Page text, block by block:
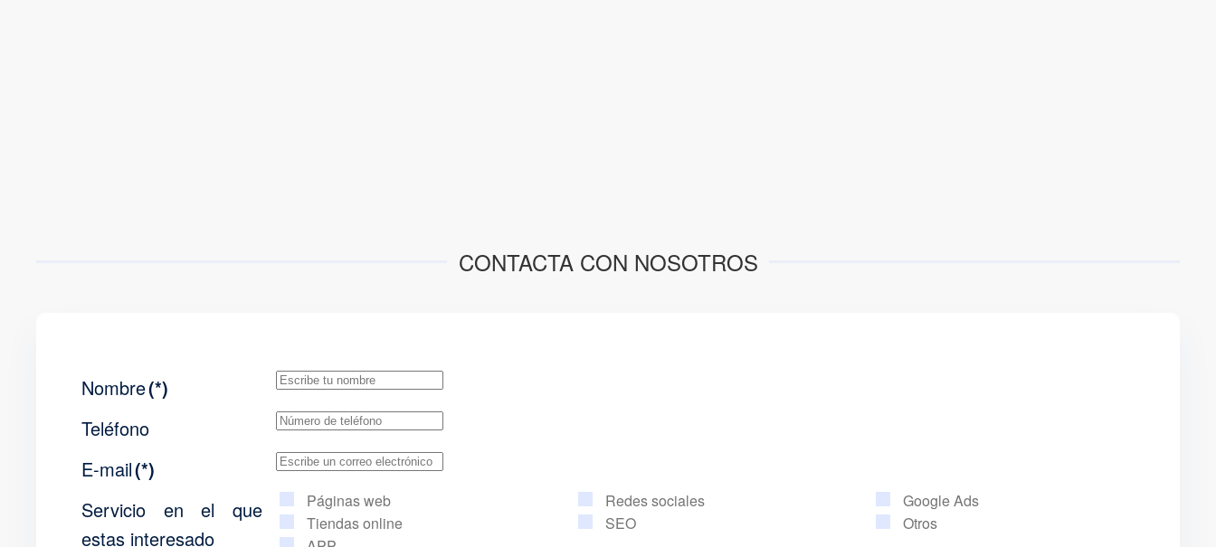
CONTACTA CON NOSOTROS
Nombre(*)
Teléfono
E-mail(*)
Servicio en el que
estas interesado
Páginas web
Tiendas online
Redes sociales
SEO
Google Ads
Otros